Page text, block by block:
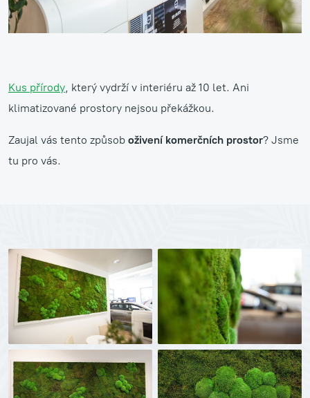
Kus přírody , který vydrží v interiéru až 10 let. Ani
klimatizované prostory nejsou překážkou.
Zaujal vás tento způsob oživení komerčních prostor? Jsme
tu pro vás.